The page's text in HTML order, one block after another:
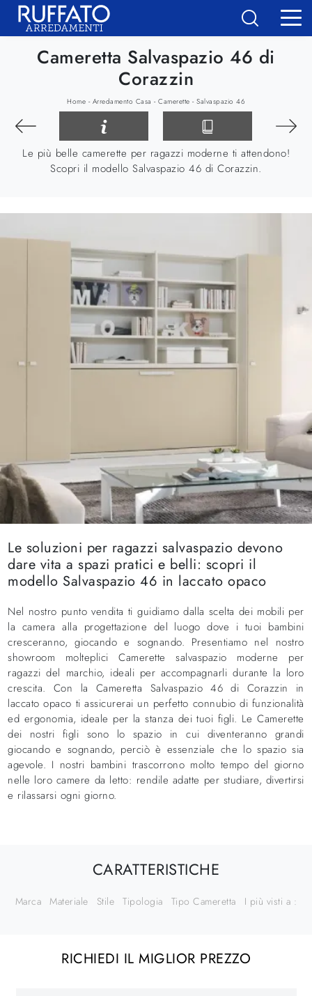
Cameretta Salvaspazio 46 di
Corazzin
Home - Arredamento Casa - Camerette - Salvaspazio 46
Le più belle camerette per ragazzi moderne ti attendono!
Scopri il modello Salvaspazio 46 di Corazzin.
Le soluzioni per ragazzi salvaspazio devono
dare vita a spazi pratici e belli: scopri il
modello Salvaspazio 46 in laccato opaco
Nel nostro punto vendita ti guidiamo dalla scelta dei mobili per
la camera alla progettazione del luogo dove i tuoi bambini
cresceranno, giocando e sognando. Presentiamo nel nostro
showroom molteplici Camerette salvaspazio moderne per
ragazzi del marchio, ideali per accompagnarli durante la loro
crescita. Con la Cameretta Salvaspazio 46 di Corazzin in
laccato opaco ti assicurerai un perfetto connubio di funzionalità
ed ergonomia, ideale per la stanza dei tuoi figli. Le Camerette
dei nostri figli sono lo spazio in cui diventeranno grandi
giocando e sognando, perciò è essenziale che lo spazio sia
agevole. I nostri bambini trascorrono molto tempo del giorno
nelle loro camere da letto: rendile adatte per studiare, divertirsi
e rilassarsi ogni giorno.
CARATTERISTICHE
Marca Materiale Stile Tipologia Tipo Cameretta I più visti a :
RICHIEDI IL MIGLIOR PREZZO